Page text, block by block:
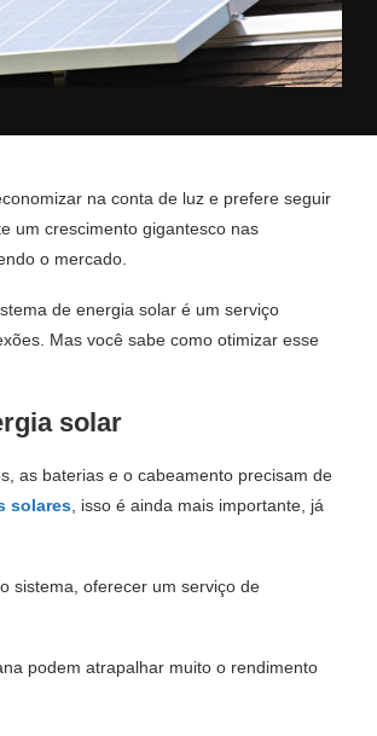
na conta de luz e prefere seguir
um crescimento gigantesco nas
o mercado.
de energia solar é um serviço
Mas você sabe como otimizar esse
solar
as baterias e o cabeamento precisam de
solares , isso é ainda mais importante, já
sistema, oferecer um serviço de
podem atrapalhar muito o rendimento